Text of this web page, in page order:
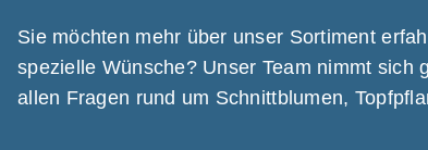
Sie möchten mehr über unser Sortiment
spezielle Wünsche? Unser Team nimmt sich
allen Fragen rund um Schnittblumen,